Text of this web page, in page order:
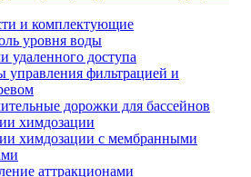
и комплектующие
уровня воды
удаленного доступа
управления фильтрацией и
дорожки для бассейнов
химдозации
химдозации с мембранными
аттракционами